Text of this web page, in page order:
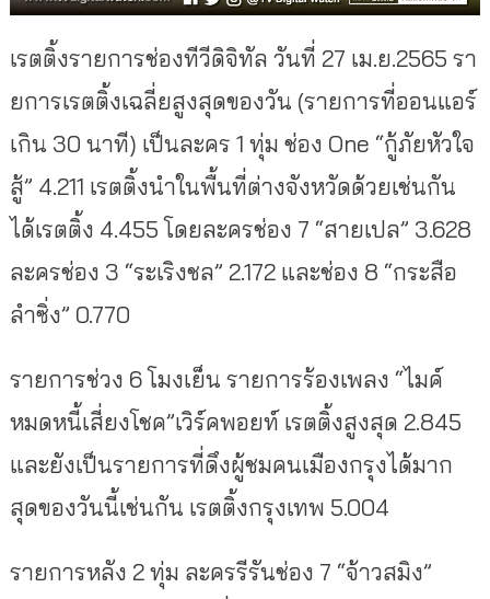
เรตติ้งรายการช่องทีวีดิจิทัล วันที่ 27 เม.ย.2565 รา
ยการเรตติ้งเฉลี่ยสูงสุดของวัน (รายการที่ออนแอร์
เกิน 30 นาที) เป็นละคร 1 ทุ่ม ช่อง One “กู้ภัยหัวใจ
สู้” 4.211 เรตติ้งนำในพื้นที่ต่างจังหวัดด้วยเช่นกัน
ได้เรตติ้ง 4.455 โดยละครช่อง 7 “สายเปล” 3.628
ละครช่อง 3 “ระเริงชล” 2.172 และช่อง 8 “กระสือ
ลำซิ่ง” 0.770
รายการช่วง 6 โมงเย็น รายการร้องเพลง “ไมค์
หมดหนี้เสี่ยงโชค”เวิร์คพอยท์ เรตติ้งสูงสุด 2.845
และยังเป็นรายการที่ดึงผู้ชมคนเมืองกรุงได้มาก
สุดของวันนี้เช่นกัน เรตติ้งกรุงเทพ 5.004
รายการหลัง 2 ทุ่ม ละครรีรันช่อง 7 “จ้าวสมิง”